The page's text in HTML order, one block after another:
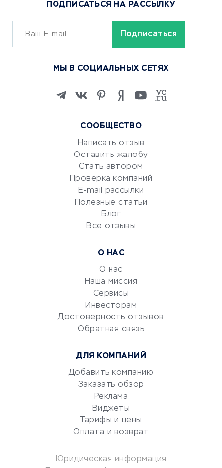
Сервисы доставки
ОБУЧЕНИЕ И РАБОТА
Изучение иностранных
Маркетинг и продажи
Репетиторство
Красота и здоровье
Сервисы по поиску работы
Сетевой маркетинг
УСЛУГИ ДЛЯ БИЗНЕСА
документооборот
Юридические компании
Аудиторские компании
Бухгалтерия онлайн
СООБЩЕСТВО
Написать отзыв
Оставить жалобу
Стать автором
Проверка компаний
E-mail рассылки
Полезные статьи
Блог
Все отзывы
О НАС
О нас
Наша миссия
Сервисы
Инвесторам
Достоверность отзывов
Обратная связь
ДЛЯ КОМПАНИЙ
Добавить компанию
Заказать обзор
Реклама
Виджеты
Тарифы и цены
Оплата и возврат
ПОДПИСАТЬСЯ НА РАССЫЛКУ
МЫ В СОЦИАЛЬНЫХ СЕТЯХ
Юридическая информация